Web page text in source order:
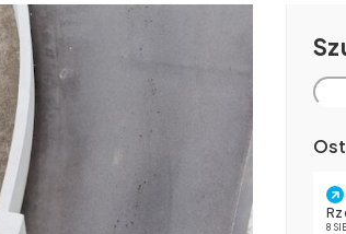
8